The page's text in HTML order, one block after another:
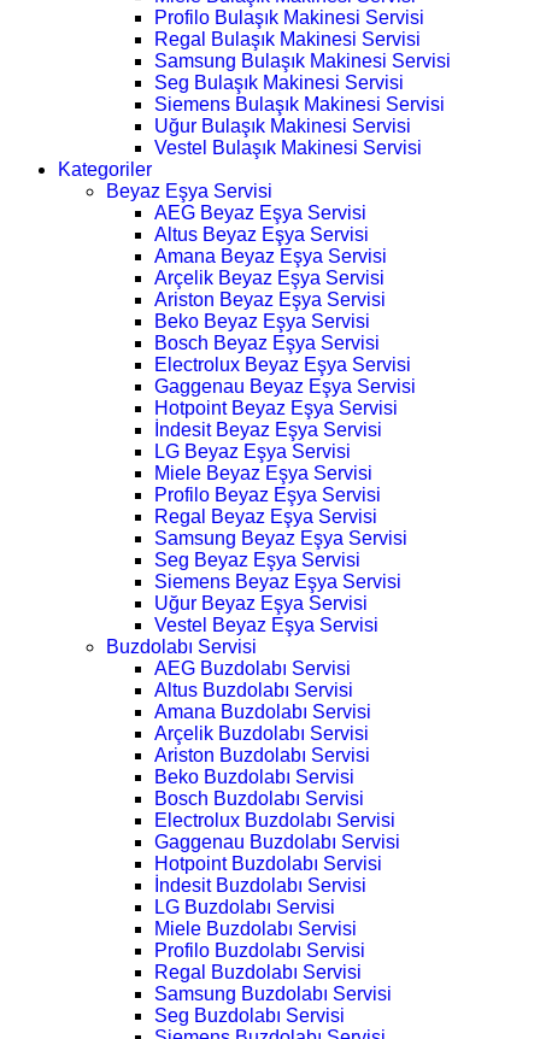
Profilo Bulaşık Makinesi Servisi
Regal Bulaşık Makinesi Servisi
Samsung Bulaşık Makinesi Servisi
Seg Bulaşık Makinesi Servisi
Siemens Bulaşık Makinesi Servisi
Uğur Bulaşık Makinesi Servisi
Vestel Bulaşık Makinesi Servisi
Kategoriler
Beyaz Eşya Servisi
AEG Beyaz Eşya Servisi
Altus Beyaz Eşya Servisi
Amana Beyaz Eşya Servisi
Arçelik Beyaz Eşya Servisi
Ariston Beyaz Eşya Servisi
Beko Beyaz Eşya Servisi
Bosch Beyaz Eşya Servisi
Electrolux Beyaz Eşya Servisi
Gaggenau Beyaz Eşya Servisi
Hotpoint Beyaz Eşya Servisi
İndesit Beyaz Eşya Servisi
LG Beyaz Eşya Servisi
Miele Beyaz Eşya Servisi
Profilo Beyaz Eşya Servisi
Regal Beyaz Eşya Servisi
Samsung Beyaz Eşya Servisi
Seg Beyaz Eşya Servisi
Siemens Beyaz Eşya Servisi
Uğur Beyaz Eşya Servisi
Vestel Beyaz Eşya Servisi
Buzdolabı Servisi
AEG Buzdolabı Servisi
Altus Buzdolabı Servisi
Amana Buzdolabı Servisi
Arçelik Buzdolabı Servisi
Ariston Buzdolabı Servisi
Beko Buzdolabı Servisi
Bosch Buzdolabı Servisi
Electrolux Buzdolabı Servisi
Gaggenau Buzdolabı Servisi
Hotpoint Buzdolabı Servisi
İndesit Buzdolabı Servisi
LG Buzdolabı Servisi
Miele Buzdolabı Servisi
Profilo Buzdolabı Servisi
Regal Buzdolabı Servisi
Samsung Buzdolabı Servisi
Seg Buzdolabı Servisi